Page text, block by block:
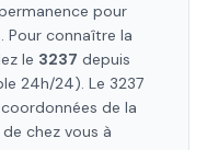
pour
Pour connaître la
le 3237 depuis
24h/24). Le 3237
de la
chez vous à